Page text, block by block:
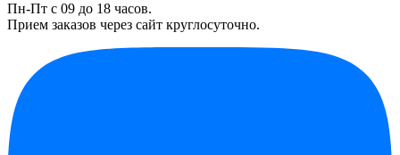
Пн-Пт с 09 до 18 часов.
Прием заказов через сайт круглосуточно.